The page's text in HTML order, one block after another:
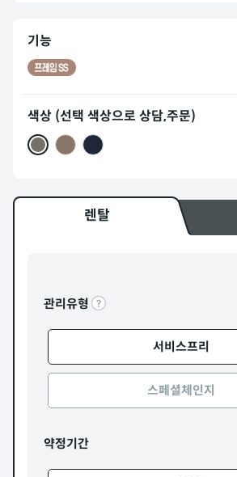
기능
색상 (선택 색상으로 상담,주문)
렌탈
관리유형
서비스프리
스페셜체인지
약정기간